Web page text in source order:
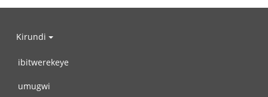
Kirundi
ibitwerekeye
umugwi